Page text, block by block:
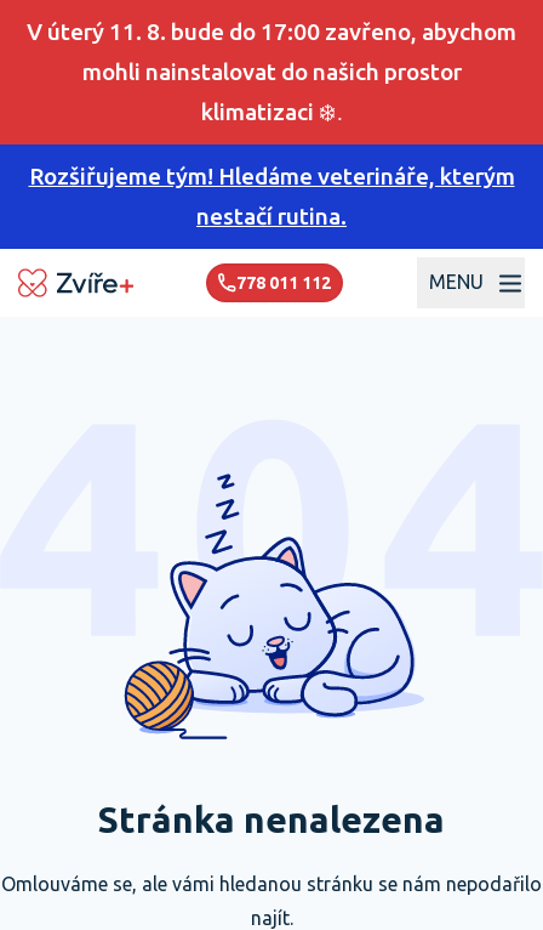
V úterý 11. 8. bude do 17:00 zavřeno, abychom
mohli nainstalovat do našich prostor
klimatizaci ❄️.
Rozšiřujeme tým! Hledáme veterináře, kterým
nestačí rutina.
MENU
778 011 112
Stránka nenalezena
Omlouváme se, ale vámi hledanou stránku se nám nepodařilo
najít.